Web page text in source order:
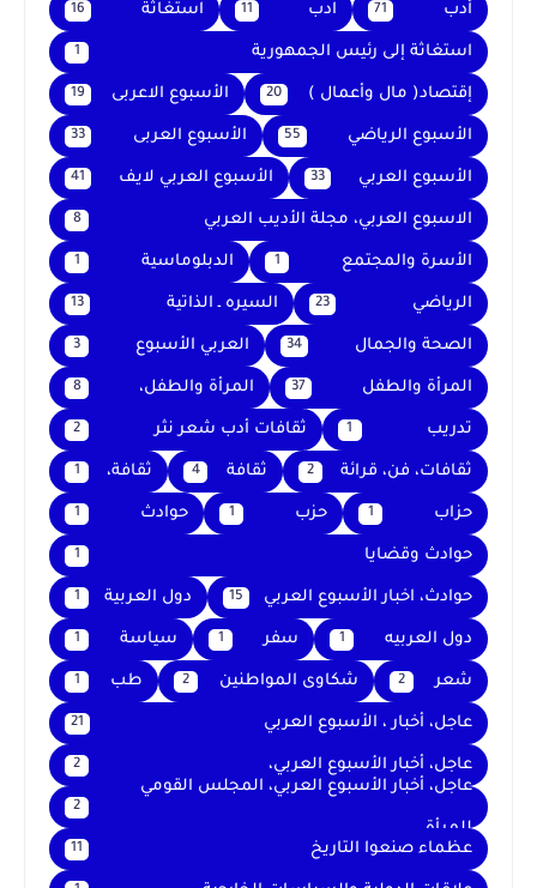
أدب 71 ادب 11 استغاثة 16
استغاثة إلى رئيس الجمهورية 1
إقتصاد( مال وأعمال ) 20 الأسبوع الاعربى 19
الأسبوع الرياضي 55 الأسبوع العربى 33
الأسبوع العربي 33 الأسبوع العربي لايف 41
الاسبوع العربي، مجلة الأديب العربي 8
الأسرة والمجتمع 1 الدبلوماسية 1
الرياضي 23 السيره ـ الذاتية 13
الصحة والجمال 34 العربي الأسبوع 3
المرأة والطفل 37 المرأة والطفل، 8
تدريب 1 ثقافات أدب شعر نثر 2
ثقافات، فن، قرائة 2 ثقافة 4 ثقافة، 1
حزاب 1 حزب 1 حوادث 1
حوادث وقضايا 1
حوادث، اخبار الأسبوع العربي 15 دول العربية 1
دول العربيه 1 سفر 1 سياسة 1
شعر 2 شكاوى المواطنين 2 طب 1
عاجل، أخبار ، الأسبوع العربي 21
عاجل، أخبار الأسبوع العربي، 2
عاجل، أخبار الأسبوع العربي، المجلس القومي
للمرأة
2
عظماء صنعوا التاريخ 11